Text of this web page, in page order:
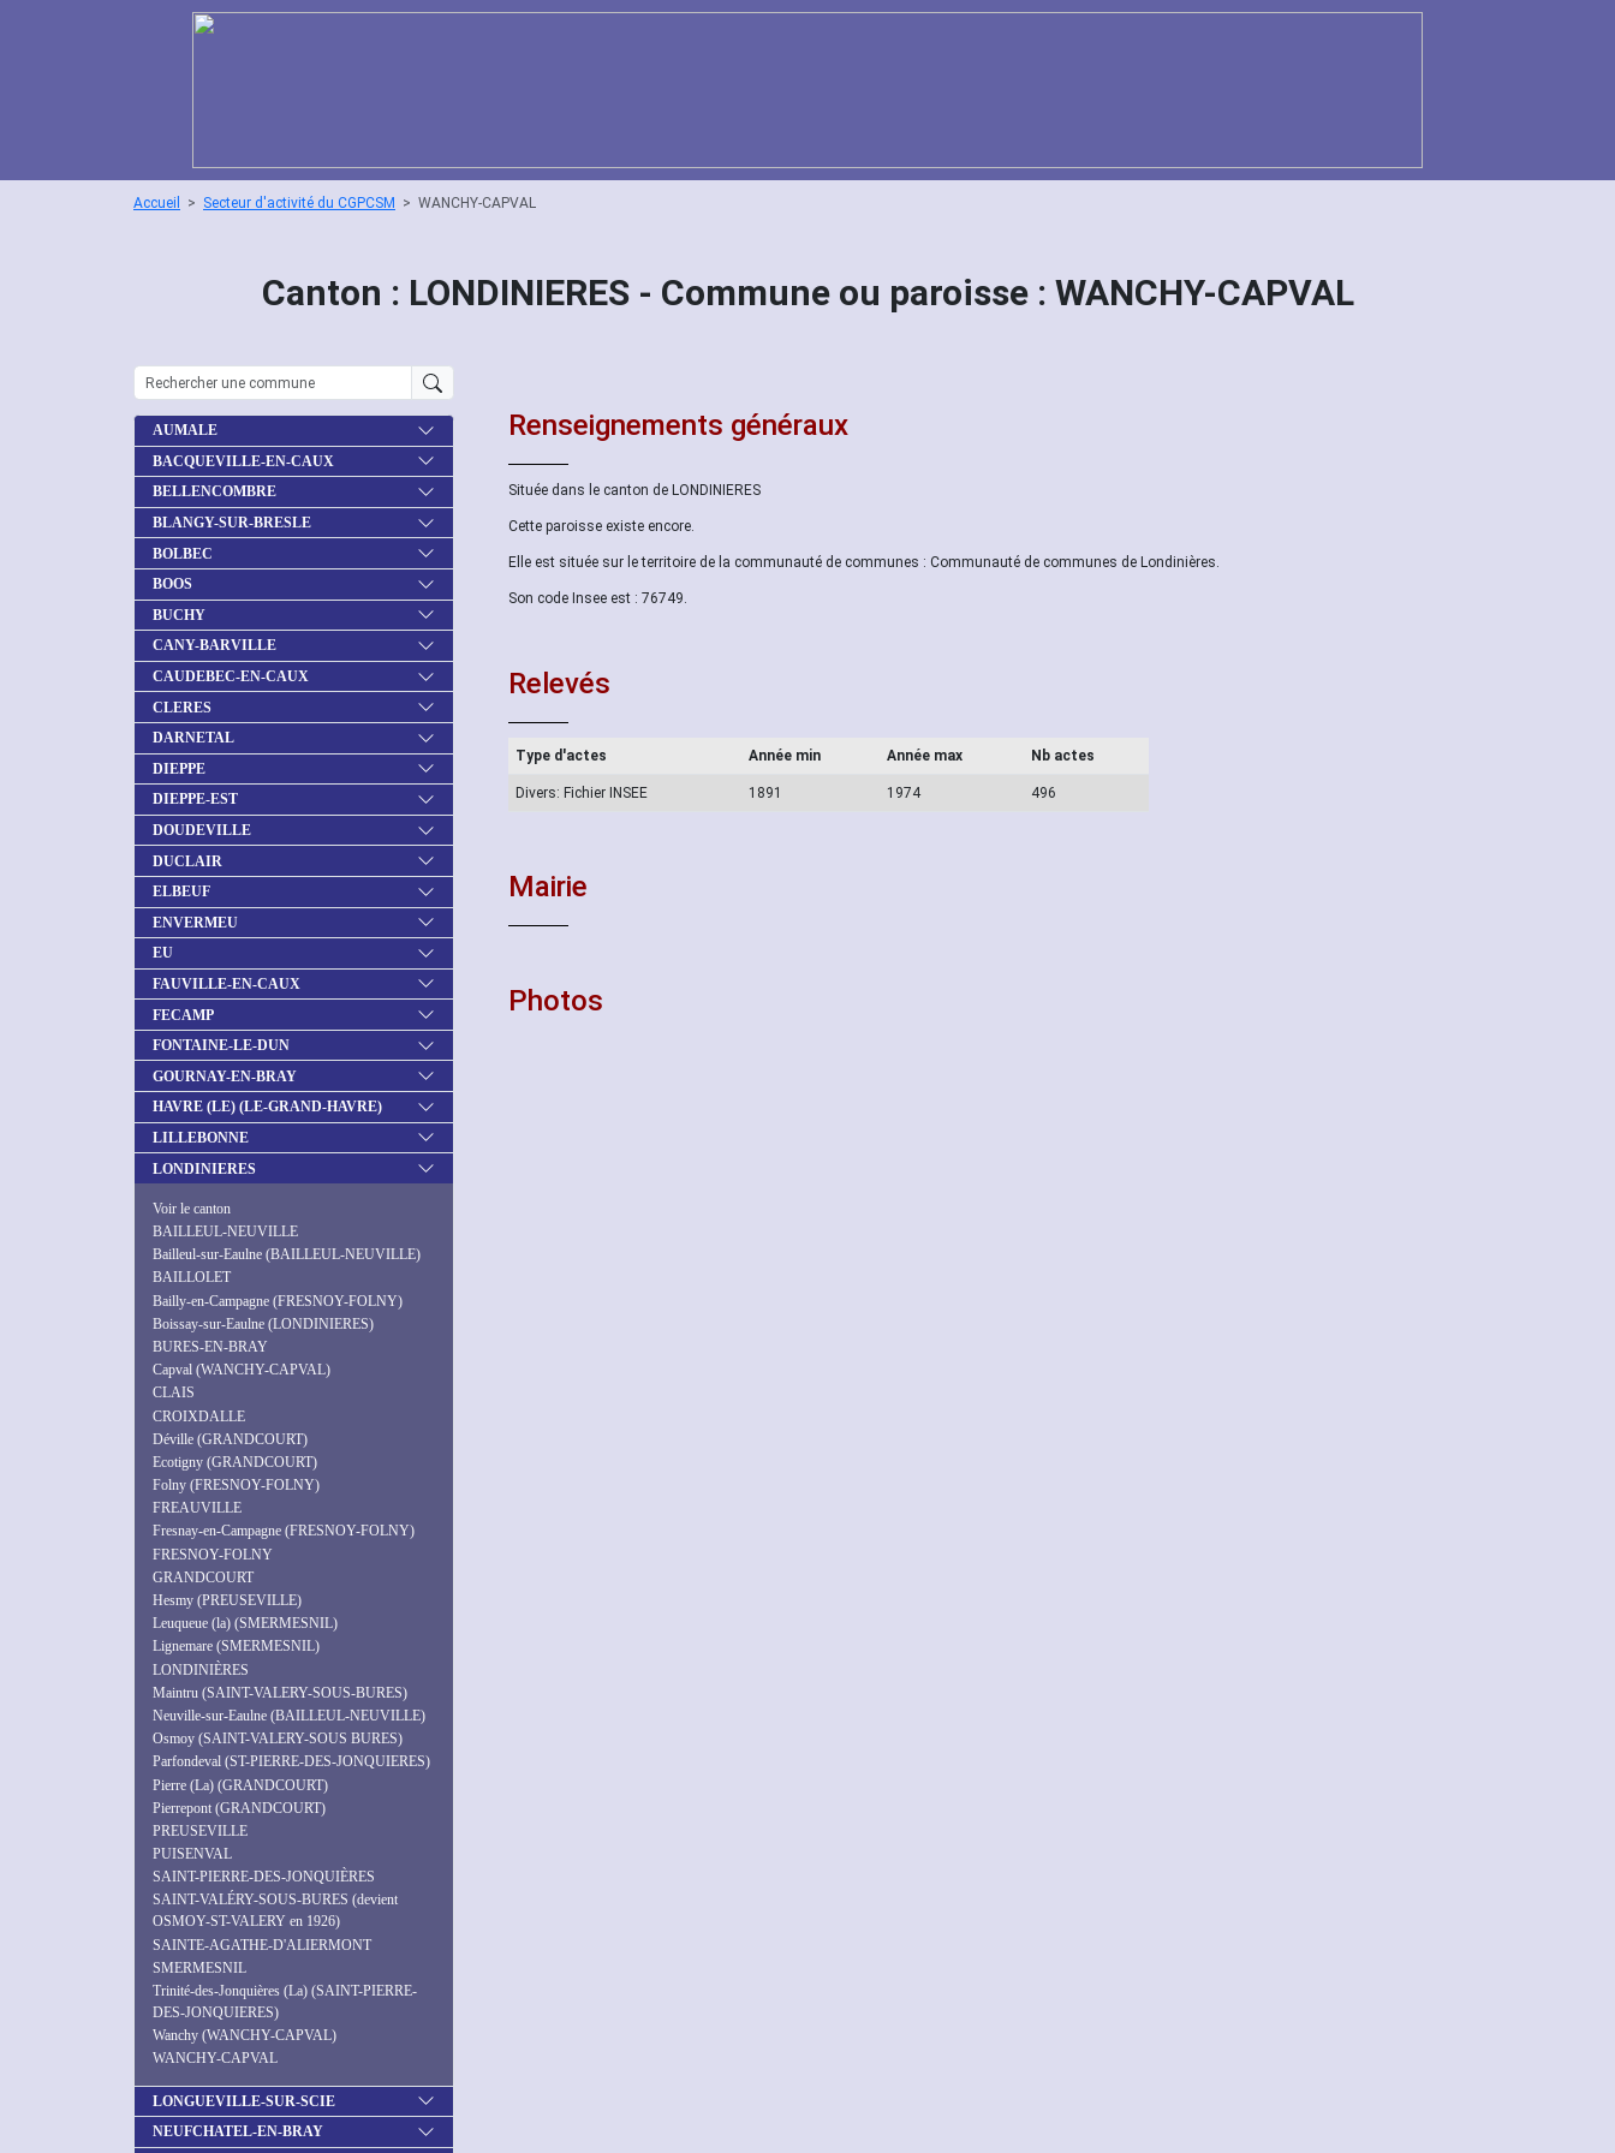
Accueil Secteur d'activité du CGPCSM WANCHY-CAPVAL
Canton : LONDINIERES - Commune ou paroisse : WANCHY-CAPVAL
AUMALE
BACQUEVILLE-EN-CAUX
BELLENCOMBRE
BLANGY-SUR-BRESLE
BOLBEC
BOOS
BUCHY
CANY-BARVILLE
CAUDEBEC-EN-CAUX
CLERES
DARNETAL
DIEPPE
DIEPPE-EST
DOUDEVILLE
DUCLAIR
ELBEUF
ENVERMEU
EU
FAUVILLE-EN-CAUX
FECAMP
FONTAINE-LE-DUN
GOURNAY-EN-BRAY
HAVRE (LE) (LE-GRAND-HAVRE)
LILLEBONNE
LONDINIERES
Voir le canton
BAILLEUL-NEUVILLE
Bailleul-sur-Eaulne (BAILLEUL-NEUVILLE)
BAILLOLET
Bailly-en-Campagne (FRESNOY-FOLNY)
Boissay-sur-Eaulne (LONDINIERES)
BURES-EN-BRAY
Capval (WANCHY-CAPVAL)
CLAIS
CROIXDALLE
Déville (GRANDCOURT)
Ecotigny (GRANDCOURT)
Folny (FRESNOY-FOLNY)
FREAUVILLE
Fresnay-en-Campagne (FRESNOY-FOLNY)
FRESNOY-FOLNY
GRANDCOURT
Hesmy (PREUSEVILLE)
Leuqueue (la) (SMERMESNIL)
Lignemare (SMERMESNIL)
LONDINIÈRES
Maintru (SAINT-VALERY-SOUS-BURES)
Neuville-sur-Eaulne (BAILLEUL-NEUVILLE)
Osmoy (SAINT-VALERY-SOUS BURES)
Parfondeval (ST-PIERRE-DES-JONQUIERES)
Pierre (La) (GRANDCOURT)
Pierrepont (GRANDCOURT)
PREUSEVILLE
PUISENVAL
SAINT-PIERRE-DES-JONQUIÈRES
SAINT-VALÉRY-SOUS-BURES (devient
OSMOY-ST-VALERY en 1926)
SAINTE-AGATHE-D'ALIERMONT
SMERMESNIL
Trinité-des-Jonquières (La) (SAINT-PIERRE-
DES-JONQUIERES)
Wanchy (WANCHY-CAPVAL)
WANCHY-CAPVAL
LONGUEVILLE-SUR-SCIE
NEUFCHATEL-EN-BRAY
Renseignements généraux
Située dans le canton de LONDINIERES
Cette paroisse existe encore.
Elle est située sur le territoire de la communauté de communes : Communauté de communes de Londinières.
Son code Insee est : 76749.
Relevés
Type d'actes Année min Année max Nb actes
Divers: Fichier INSEE 1891 1974 496
Mairie
Photos